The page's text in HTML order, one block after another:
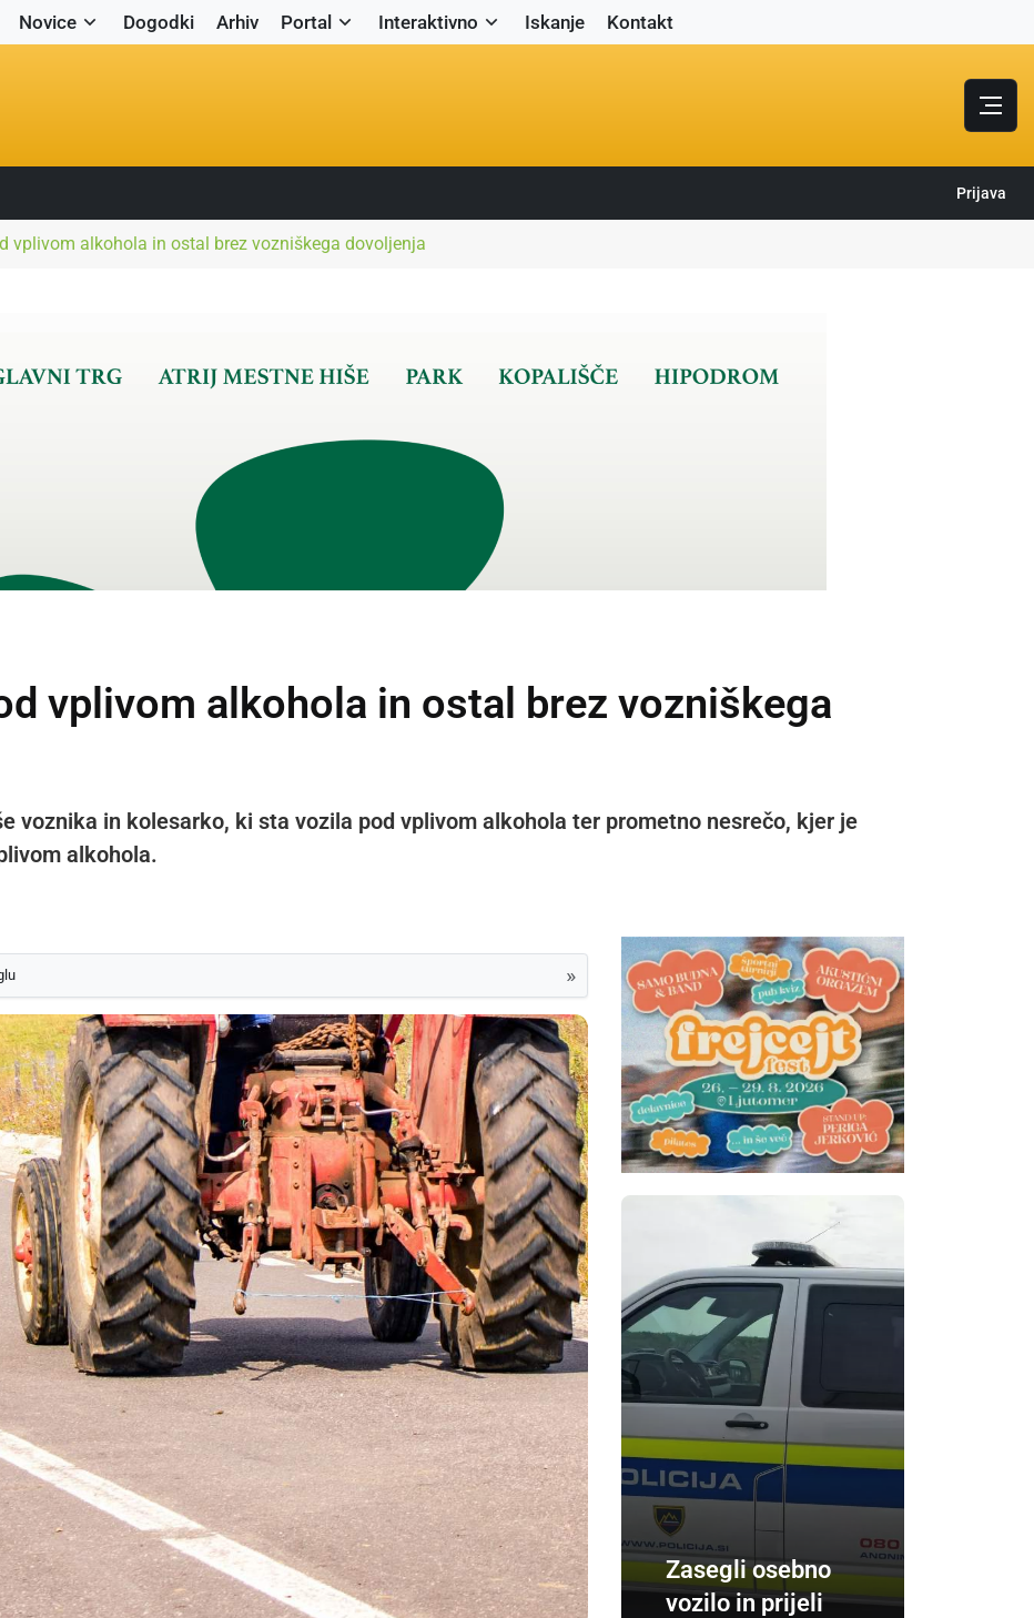
Novice Dogodki Arhiv Portal Interaktivno Iskanje Kontakt
Prijava
vplivom alkohola in ostal brez vozniškega dovoljenja
vplivom alkohola in ostal brez vozniškega
voznika in kolesarko, ki sta vozila pod vplivom alkohola ter prometno nesrečo, kjer je
alkohola.
»
Zasegli osebno
vozilo in prijeli